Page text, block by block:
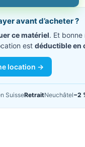
avant d’acheter ?
ce matériel. Et bonne
est déductible en
location →
SuisseRetraitNeuchâtel−2